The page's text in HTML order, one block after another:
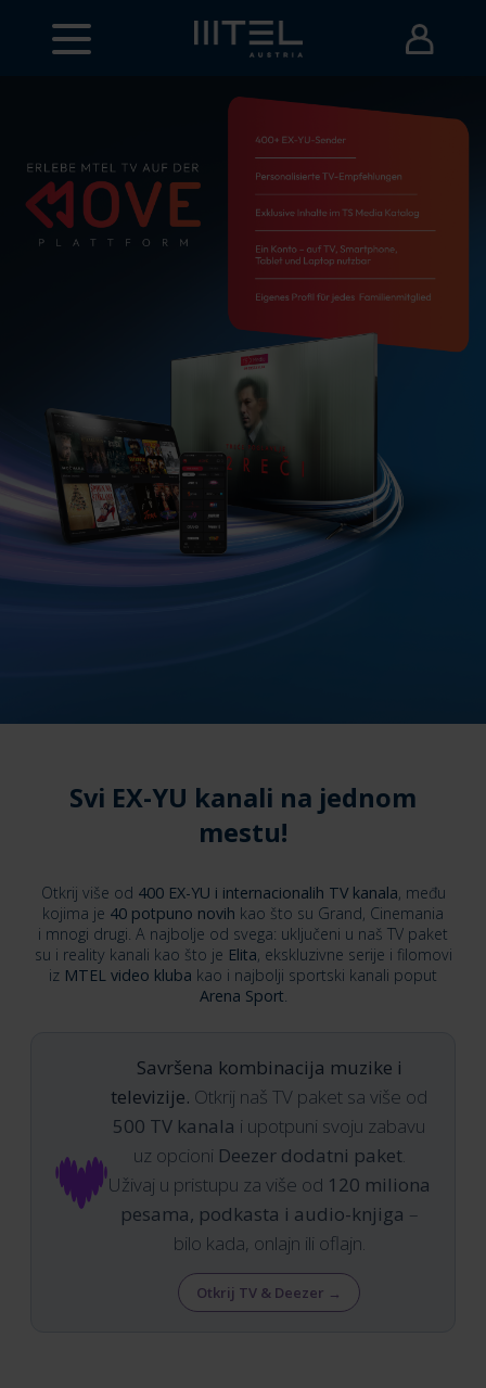
Svi EX-YU kanali na jednom
mestu!
Otkrij više od 400 EX-YU i internacionalih TV kanala, među
kojima je 40 potpuno novih kao što su Grand, Cinemania
i mnogi drugi. A najbolje od svega: uključeni u naš TV paket
su i reality kanali kao što je Elita, ekskluzivne serije i filomovi
iz MTEL video kluba kao i najbolji sportski kanali poput
Arena Sport.
Savršena kombinacija muzike i
televizije. Otkrij naš TV paket sa više od
500 TV kanala i upotpuni svoju zabavu
uz opcioni Deezer dodatni paket.
Uživaj u pristupu za više od 120 miliona
pesama, podkasta i audio-knjiga –
bilo kada, onlajn ili oflajn.
Otkrij TV & Deezer →